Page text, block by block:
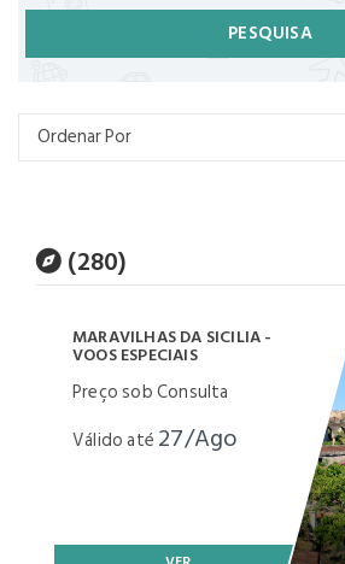
PESQUISA
(280)
MARAVILHAS DA SICILIA -
VOOS ESPECIAIS
Preço sob Consulta
Válido até 27/Ago